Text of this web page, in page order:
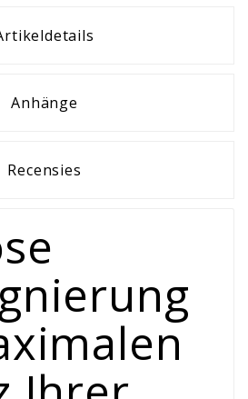
Anhänge
Recensies